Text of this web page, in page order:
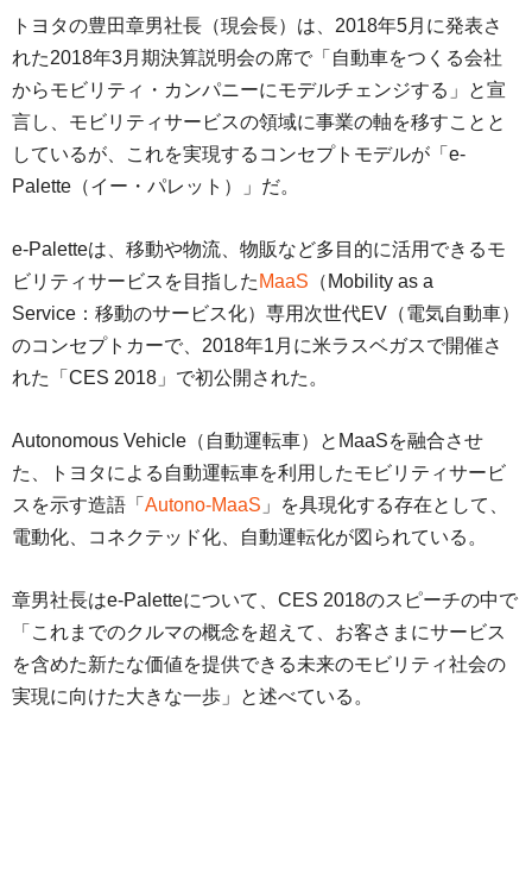
トヨタの豊田章男社長（現会長）は、2018年5月に発表さ
れた2018年3月期決算説明会の席で「自動車をつくる会社
からモビリティ・カンパニーにモデルチェンジする」と宣
言し、モビリティサービスの領域に事業の軸を移すことと
しているが、これを実現するコンセプトモデルが「e-
Palette（イー・パレット）」だ。
e-Paletteは、移動や物流、物販など多目的に活用できるモ
ビリティサービスを目指した MaaS （Mobility as a
Service：移動のサービス化）専用次世代EV（電気自動車）
のコンセプトカーで、2018年1月に米ラスベガスで開催さ
れた「CES 2018」で初公開された。
Autonomous Vehicle（自動運転車）とMaaSを融合させ
た、トヨタによる自動運転車を利用したモビリティサービ
スを示す造語「 Autono-MaaS 」を具現化する存在として、
電動化、コネクテッド化、自動運転化が図られている。
章男社長はe-Paletteについて、CES 2018のスピーチの中で
「これまでのクルマの概念を超えて、お客さまにサービス
を含めた新たな価値を提供できる未来のモビリティ社会の
実現に向けた大きな一歩」と述べている。